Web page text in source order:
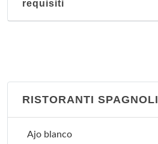
requisiti
RISTORANTI SPAGNOLI
Ajo blanco